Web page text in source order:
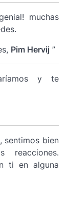
muchas
Pim Hervij ”
y te
sentimos bien
reacciones.
ti en alguna